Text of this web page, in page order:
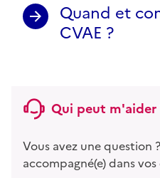
Quand et
CVAE ?
Qui peut m'aider
Vous avez une question
accompagné(e) dans